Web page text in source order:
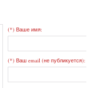
(*) Ваше имя:
(*) Ваш email (не публикуется):